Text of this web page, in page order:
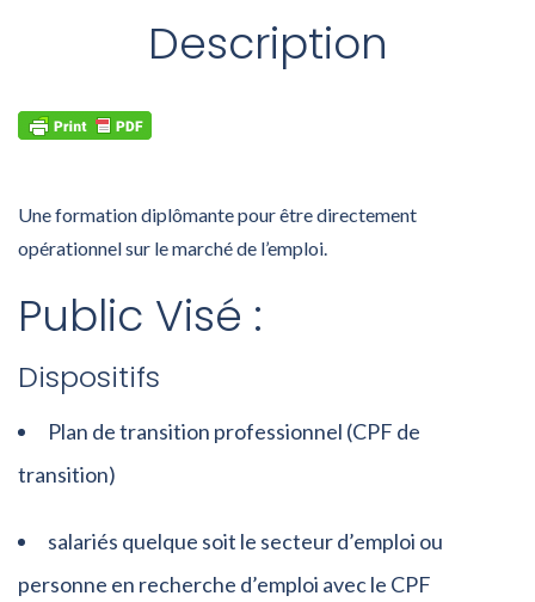
Description
Une formation diplômante pour être directement
opérationnel sur le marché de l’emploi.
Public Visé :
Dispositifs
Plan de transition professionnel (CPF de
transition)
salariés quelque soit le secteur d’emploi ou
personne en recherche d’emploi avec le CPF